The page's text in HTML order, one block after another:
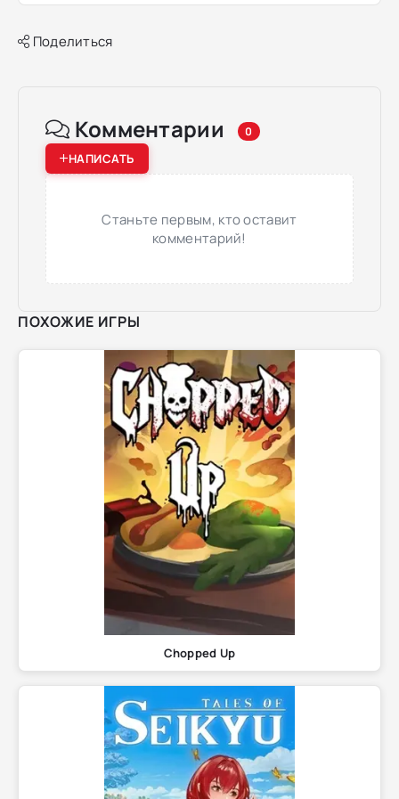
Поделиться
Комментарии 0
НАПИСАТЬ
Станьте первым, кто оставит
комментарий!
ПОХОЖИЕ ИГРЫ
Chopped Up